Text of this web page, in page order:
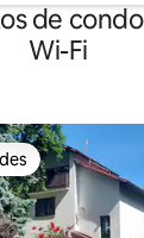
de
Wi-Fi
mais apreciados